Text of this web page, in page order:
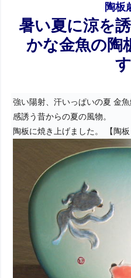
陶板
暑い夏に涼を
かな金魚の陶
す
強い陽射、汗いっぱいの夏 金
感誘う昔からの夏の風物。
陶板に焼き上げました。 【陶